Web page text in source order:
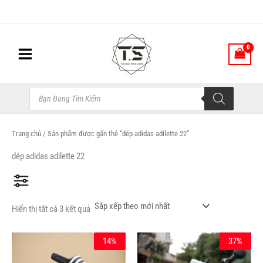
tới
Tìm
kiếm
sản
phẩm
Trang chủ / Sản phẩm được gắn thẻ “dép adidas adilette 22”
dép adidas adilette 22
Hiển thị tất cả 3 kết quả
14%
là:
Giá
hiện
37%
gốc
là:
Giá
hiện
tại
Sản
phẩm